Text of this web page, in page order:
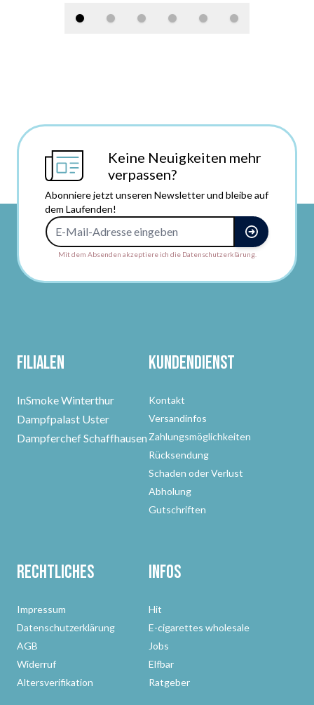
Keine Neuigkeiten mehr
verpassen?
Abonniere jetzt unseren Newsletter und bleibe auf
dem Laufenden!
Mit dem Absenden akzeptiere ich die Datenschutzerklärung.
Filialen
InSmoke Winterthur
Dampfpalast Uster
Dampferchef Schaffhausen
Kundendienst
Kontakt
Versandinfos
Zahlungsmöglichkeiten
Rücksendung
Schaden oder Verlust
Abholung
Gutschriften
Rechtliches
Impressum
Datenschutzerklärung
AGB
Widerruf
Altersverifikation
Infos
Hit
E-cigarettes wholesale
Jobs
Elfbar
Ratgeber